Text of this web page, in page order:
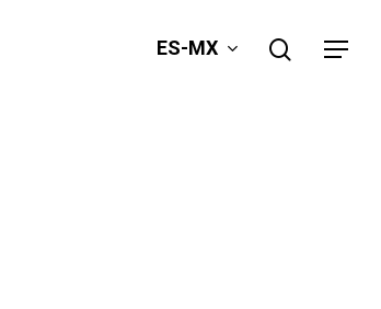
ES-MX search
Menu